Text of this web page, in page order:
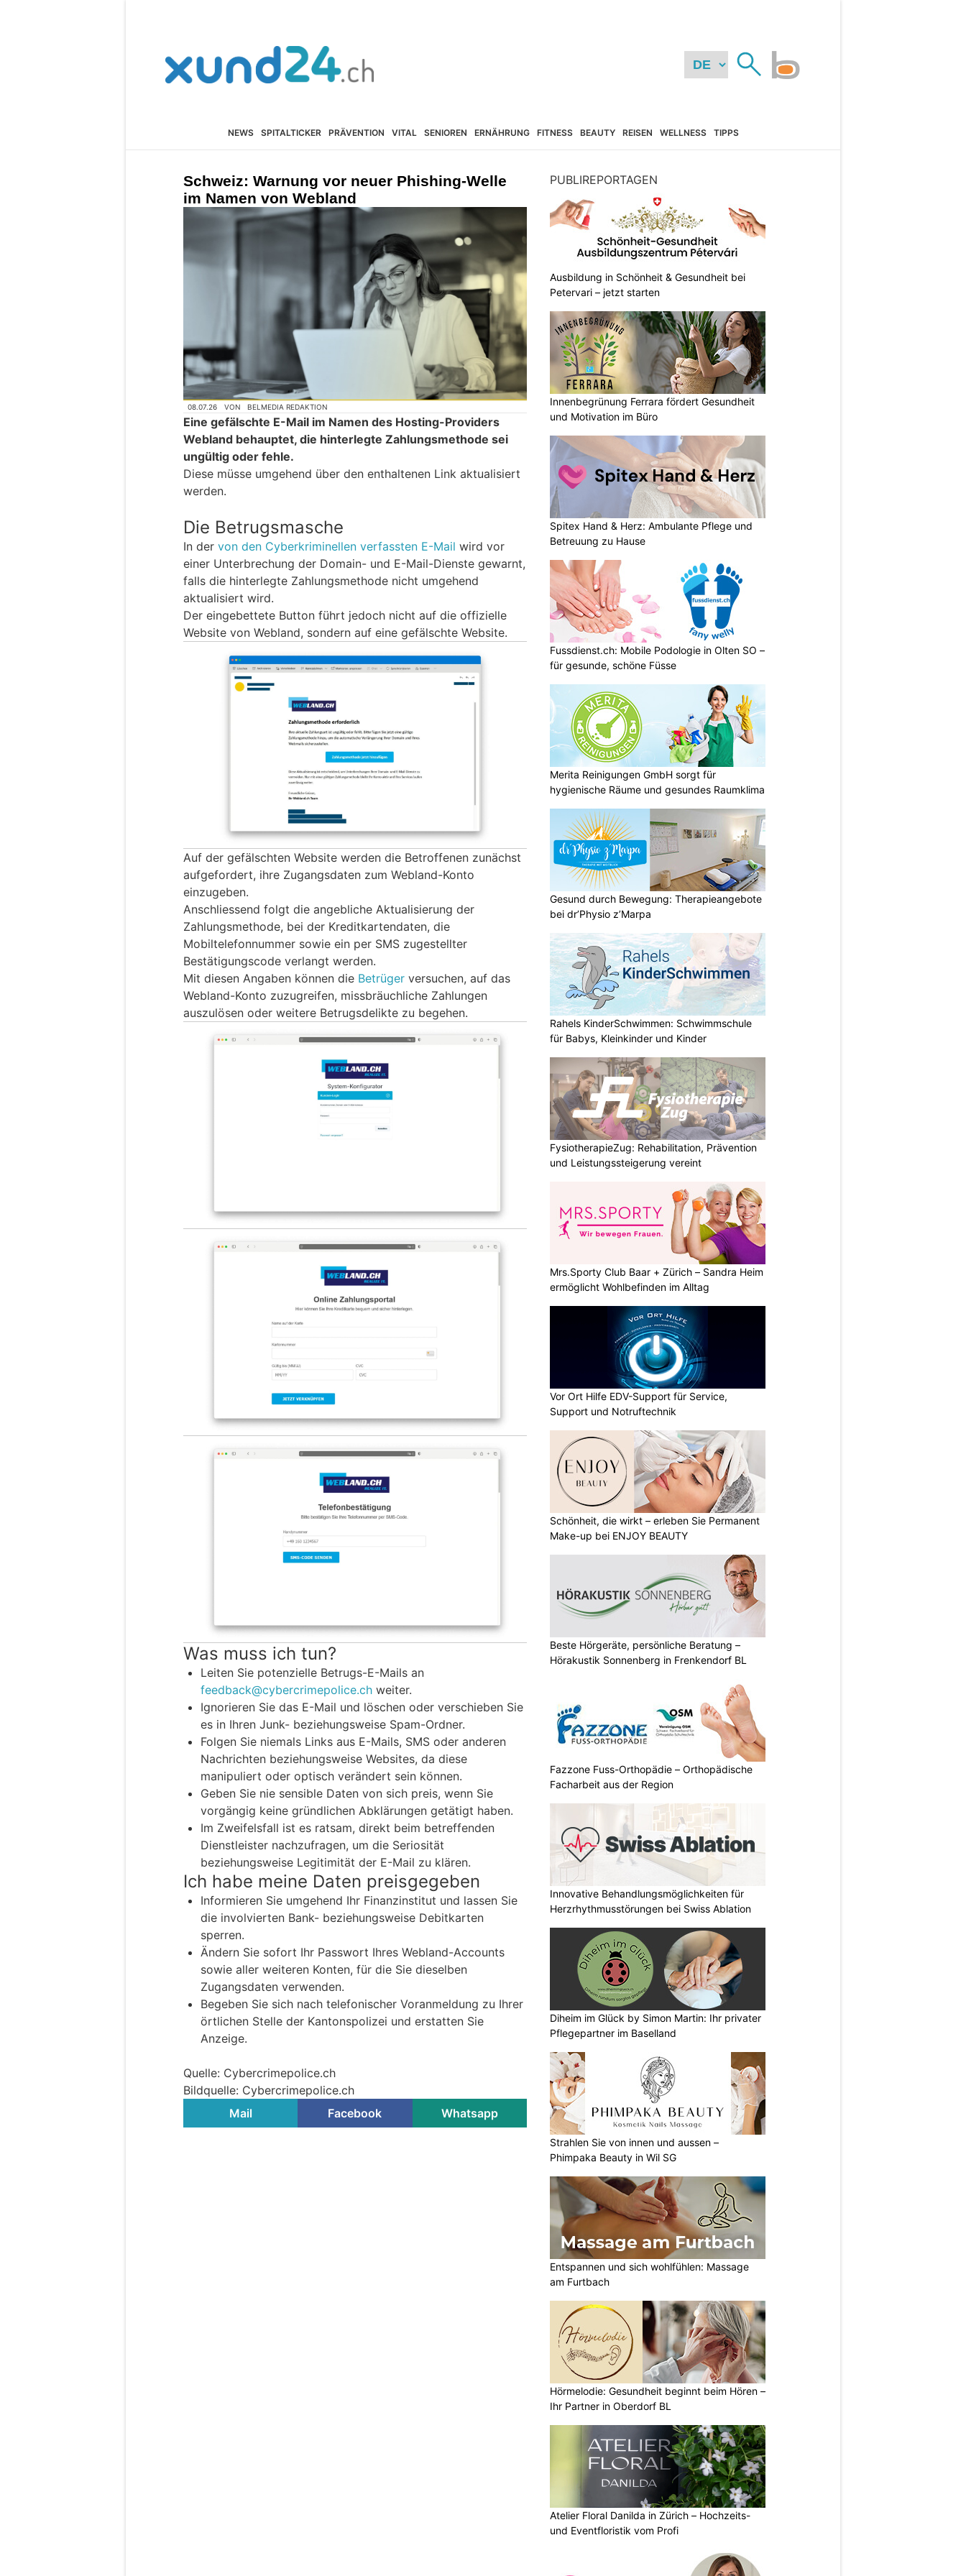
NEWS SPITALTICKER PRÄVENTION VITAL SENIOREN ERNÄHRUNG FITNESS BEAUTY REISEN WELLNESS TIPPS
Schweiz: Warnung vor neuer Phishing-Welle
im Namen von Webland
08.07.26 VON BELMEDIA REDAKTION
Eine gefälschte E-Mail im Namen des Hosting-Providers
Webland behauptet, die hinterlegte Zahlungsmethode sei
ungültig oder fehle.
Diese müsse umgehend über den enthaltenen Link aktualisiert
werden.
Die Betrugsmasche
In der von den Cyberkriminellen verfassten E-Mail wird vor
einer Unterbrechung der Domain- und E-Mail-Dienste gewarnt,
falls die hinterlegte Zahlungsmethode nicht umgehend
aktualisiert wird.
Der eingebettete Button führt jedoch nicht auf die offizielle
Website von Webland, sondern auf eine gefälschte Website.
Auf der gefälschten Website werden die Betroffenen zunächst
aufgefordert, ihre Zugangsdaten zum Webland-Konto
einzugeben.
Anschliessend folgt die angebliche Aktualisierung der
Zahlungsmethode, bei der Kreditkartendaten, die
Mobiltelefonnummer sowie ein per SMS zugestellter
Bestätigungscode verlangt werden.
Mit diesen Angaben können die Betrüger versuchen, auf das
Webland-Konto zuzugreifen, missbräuchliche Zahlungen
auszulösen oder weitere Betrugsdelikte zu begehen.
Was muss ich tun?
Leiten Sie potenzielle Betrugs-E-Mails an
feedback@cybercrimepolice.ch weiter.
Ignorieren Sie das E-Mail und löschen oder verschieben Sie
es in Ihren Junk- beziehungsweise Spam-Ordner.
Folgen Sie niemals Links aus E-Mails, SMS oder anderen
Nachrichten beziehungsweise Websites, da diese
manipuliert oder optisch verändert sein können.
Geben Sie nie sensible Daten von sich preis, wenn Sie
vorgängig keine gründlichen Abklärungen getätigt haben.
Im Zweifelsfall ist es ratsam, direkt beim betreffenden
Dienstleister nachzufragen, um die Seriosität
beziehungsweise Legitimität der E-Mail zu klären.
Ich habe meine Daten preisgegeben
Informieren Sie umgehend Ihr Finanzinstitut und lassen Sie
die involvierten Bank- beziehungsweise Debitkarten
sperren.
Ändern Sie sofort Ihr Passwort Ihres Webland-Accounts
sowie aller weiteren Konten, für die Sie dieselben
Zugangsdaten verwenden.
Begeben Sie sich nach telefonischer Voranmeldung zu Ihrer
örtlichen Stelle der Kantonspolizei und erstatten Sie
Anzeige.
Quelle: Cybercrimepolice.ch
Bildquelle: Cybercrimepolice.ch
Mail
Facebook Whatsapp
PUBLIREPORTAGEN
Ausbildung in Schönheit & Gesundheit bei
Petervari – jetzt starten
Innenbegrünung Ferrara fördert Gesundheit
und Motivation im Büro
Spitex Hand & Herz: Ambulante Pflege und
Betreuung zu Hause
Fussdienst.ch: Mobile Podologie in Olten SO –
für gesunde, schöne Füsse
Merita Reinigungen GmbH sorgt für
hygienische Räume und gesundes Raumklima
Gesund durch Bewegung: Therapieangebote
bei dr’Physio z’Marpa
Rahels KinderSchwimmen: Schwimmschule
für Babys, Kleinkinder und Kinder
FysiotherapieZug: Rehabilitation, Prävention
und Leistungssteigerung vereint
Mrs.Sporty Club Baar + Zürich – Sandra Heim
ermöglicht Wohlbefinden im Alltag
Vor Ort Hilfe EDV-Support für Service,
Support und Notruftechnik
Schönheit, die wirkt – erleben Sie Permanent
Make-up bei ENJOY BEAUTY
Beste Hörgeräte, persönliche Beratung –
Hörakustik Sonnenberg in Frenkendorf BL
Fazzone Fuss-Orthopädie – Orthopädische
Facharbeit aus der Region
Innovative Behandlungsmöglichkeiten für
Herzrhythmusstörungen bei Swiss Ablation
Diheim im Glück by Simon Martin: Ihr privater
Pflegepartner im Baselland
Strahlen Sie von innen und aussen –
Phimpaka Beauty in Wil SG
Entspannen und sich wohlfühlen: Massage
am Furtbach
Hörmelodie: Gesundheit beginnt beim Hören –
Ihr Partner in Oberdorf BL
Atelier Floral Danilda in Zürich – Hochzeits-
und Eventfloristik vom Profi